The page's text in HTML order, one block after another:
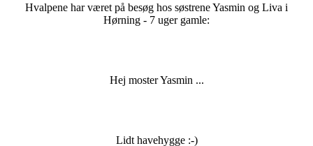
Hvalpene har været på besøg hos søstrene Yasmin og Liva i
Hørning - 7 uger gamle:
Hej moster Yasmin ...
Lidt havehygge :-)